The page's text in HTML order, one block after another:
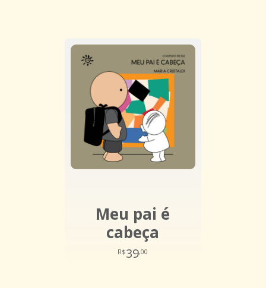
Meu pai é
cabeça
R$39,00